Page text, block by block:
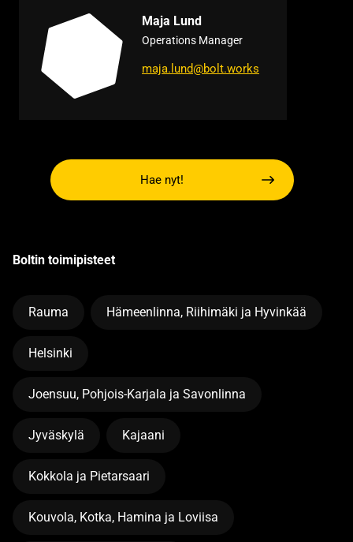
Hae nyt!
Maja Lund
Operations Manager
maja.lund@bolt.works
Boltin toimipisteet
Rauma Hämeenlinna, Riihimäki ja Hyvinkää
Helsinki
Joensuu, Pohjois-Karjala ja Savonlinna
Jyväskylä Kajaani
Kokkola ja Pietarsaari
Kouvola, Kotka, Hamina ja Loviisa